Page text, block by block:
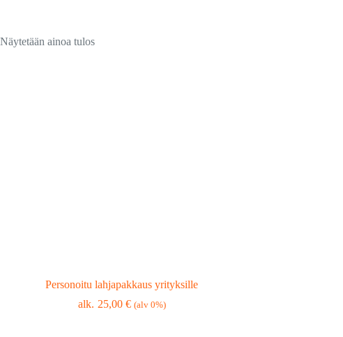
Näytetään ainoa tulos
Personoitu lahjapakkaus yrityksille
25,00 € (alv 0%)